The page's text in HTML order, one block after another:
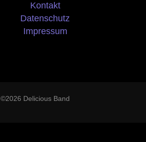
Kontakt
Datenschutz
Impressum
©2026 Delicious Band